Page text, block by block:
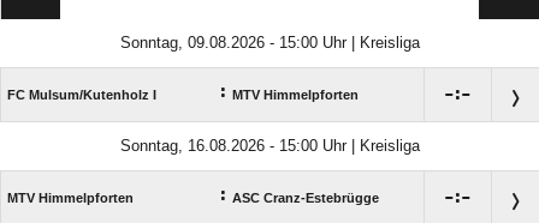
Sonntag, 09.08.2026 - 15:00 Uhr | Kreisliga
FC Mulsum/​Kutenholz I : MTV Himmelpforten :
Sonntag, 16.08.2026 - 15:00 Uhr | Kreisliga
MTV Himmelpforten : ASC Cranz-Estebrügge :